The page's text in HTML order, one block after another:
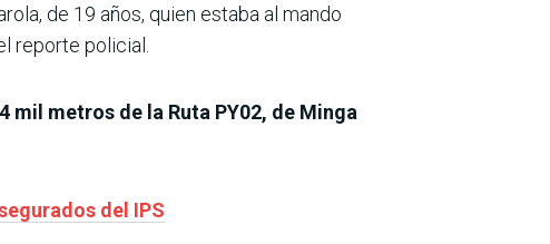
de 19 años, quien estaba al mando
reporte policial.
mil metros de la Ruta PY02, de Minga
del IPS